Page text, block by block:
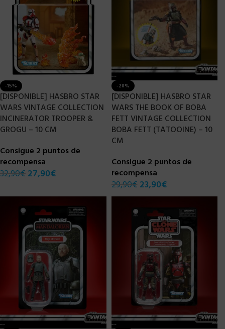
-15%
[DISPONIBLE] HASBRO STAR
WARS VINTAGE COLLECTION
INCINERATOR TROOPER &
GROGU – 10 CM
Consigue 2 puntos de
recompensa
32,90€ 27,90€
-20%
[DISPONIBLE] HASBRO STAR
WARS THE BOOK OF BOBA
FETT VINTAGE COLLECTION
BOBA FETT (TATOOINE) – 10
CM
Consigue 2 puntos de
recompensa
29,90€ 23,90€